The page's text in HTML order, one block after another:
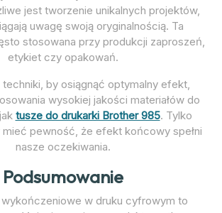
jest tworzenie unikalnych projektów,
uwagę swoją oryginalnością. Ta
stosowana przy produkcji zaproszeń,
etykiet czy opakowań.
by osiągnąć optymalny efekt,
wysokiej jakości materiałów do
tusze do drukarki Brother 985. Tylko
pewność, że efekt końcowy spełni
nasze oczekiwania.
Podsumowanie
w druku cyfrowym to